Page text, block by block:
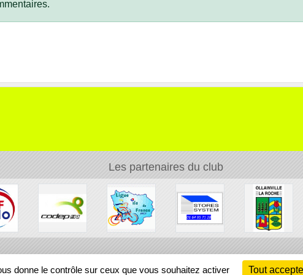
Les partenaires du club
donne le contrôle sur ceux que vous souhaitez activer Tout